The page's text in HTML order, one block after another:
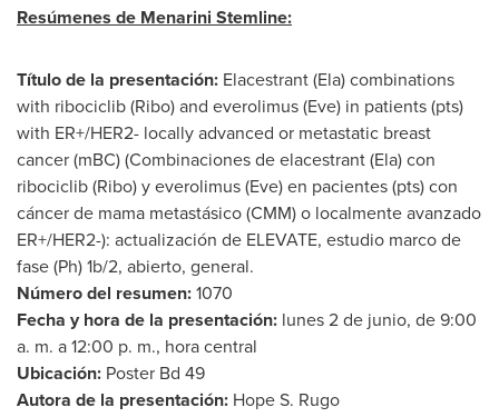
Resúmenes de Menarini Stemline:
Título de la presentación: Elacestrant (Ela) combinations
with ribociclib (Ribo) and everolimus (Eve) in patients (pts)
with ER+/HER2- locally advanced or metastatic breast
cancer (mBC) (Combinaciones de elacestrant (Ela) con
ribociclib (Ribo) y everolimus (Eve) en pacientes (pts) con
cáncer de mama metastásico (CMM) o localmente avanzado
ER+/HER2-): actualización de ELEVATE, estudio marco de
fase (Ph)1b/2, abierto, general.
Número del resumen:1070
Fecha y hora de la presentación: lunes 2 de junio, de 9:00
a. m. a 12:00 p. m., hora central
Ubicación: Poster Bd 49
Autora de la presentación: Hope S. Rugo